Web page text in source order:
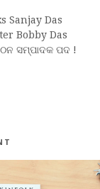
ସମ୍ପାଦକ ପଦ !